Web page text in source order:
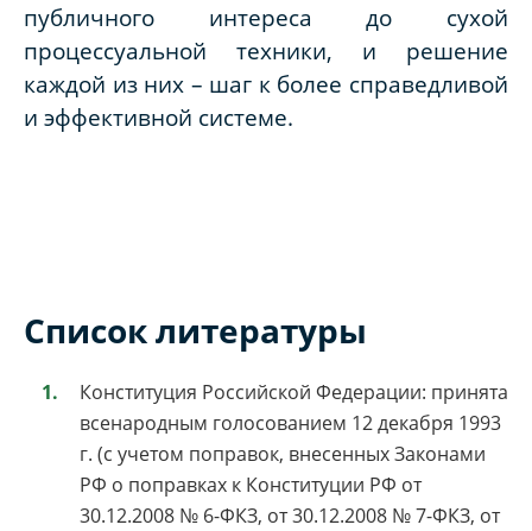
публичного интереса до сухой
процессуальной техники, и решение
каждой из них – шаг к более справедливой
и эффективной системе.
Список литературы
Конституция Российской Федерации: принята
всенародным голосованием 12 декабря 1993
г. (с учетом поправок, внесенных Законами
РФ о поправках к Конституции РФ от
30.12.2008 № 6-ФКЗ, от 30.12.2008 № 7-ФКЗ, от